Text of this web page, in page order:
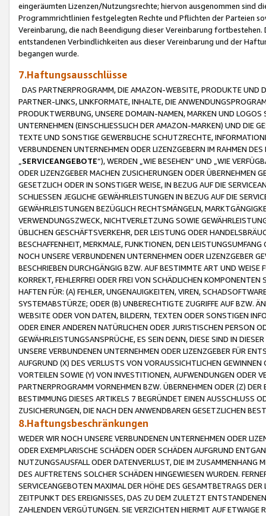
eingeräumten Lizenzen/Nutzungsrechte; hiervon ausgenommen sind
Programmrichtlinien festgelegten Rechte und Pflichten der Parteien
Vereinbarung, die nach Beendigung dieser Vereinbarung
entstandenen Verbindlichkeiten aus dieser Vereinbarung und der
begangen wurde.
7.Haftungsausschlüsse
DAS PARTNERPROGRAMM, DIE AMAZON-WEBSITE, PRODUKTE UND
PARTNER-LINKS, LINKFORMATE, INHALTE, DIE
PRODUKTWERBUNG, UNSERE DOMAIN-NAMEN, MARKEN UND
UNTERNEHMEN (EINSCHLIESSLICH DER AMAZON-MARKEN) UND DIE
TEXTE UND SONSTIGE GEWERBLICHE SCHUTZRECHTE,
VERBUNDENEN UNTERNEHMEN ODER LIZENZGEBERN IM RAHMEN
SERVICEANGEBOTE“), WERDEN „WIE BESEHEN“ UND „WIE
ODER LIZENZGEBER MACHEN ZUSICHERUNGEN ODER ÜBERNEHMEN
GESETZLICH ODER IN SONSTIGER WEISE, IN BEZUG AUF DIE
SCHLIESSEN JEGLICHE GEWÄHRLEISTUNGEN IN BEZUG AUF DIE
GEWÄHRLEISTUNGEN BEZÜGLICH RECHTSMÄNGELN,
VERWENDUNGSZWECK, NICHTVERLETZUNG SOWIE
ÜBLICHEN GESCHÄFTSVERKEHR, DER LEISTUNG ODER
BESCHAFFENHEIT, MERKMALE, FUNKTIONEN, DEN
NOCH UNSERE VERBUNDENEN UNTERNEHMEN ODER LIZENZGEBER
BESCHRIEBEN DURCHGÄNGIG BZW. AUF BESTIMMTE ART UND
KORREKT, FEHLERFREI ODER FREI VON SCHÄDLICHEN
HAFTEN FÜR: (A) FEHLER, UNGENAUIGKEITEN, VIREN,
SYSTEMABSTÜRZE; ODER (B) UNBERECHTIGTE ZUGRIFFE AUF BZW.
WEBSITE ODER VON DATEN, BILDERN, TEXTEN ODER SONSTIGEN
ODER EINER ANDEREN NATÜRLICHEN ODER JURISTISCHEN PERSON
GEWÄHRLEISTUNGSANSPRÜCHE, ES SEIN DENN, DIESE SIND IN
UNSERE VERBUNDENEN UNTERNEHMEN ODER LIZENZGEBER FÜR
AUFGRUND (X) DES VERLUSTS VON VORAUSSICHTLICHEN
VORTEILEN SOWIE (Y) VON INVESTITIONEN, AUFWENDUNGEN ODER
PARTNERPROGRAMM VORNEHMEN BZW. ÜBERNEHMEN ODER (Z)
BESTIMMUNG DIESES ARTIKELS 7 BEGRÜNDET EINEN AUSSCHLUSS
ZUSICHERUNGEN, DIE NACH DEN ANWENDBAREN GESETZLICHEN
8.Haftungsbeschränkungen
WEDER WIR NOCH UNSERE VERBUNDENEN UNTERNEHMEN ODER
ODER EXEMPLARISCHE SCHÄDEN ODER SCHÄDEN AUFGRUND
NUTZUNGSAUSFALL ODER DATENVERLUST, DIE IM ZUSAMMENHANG
DES AUFTRETENS SOLCHER SCHÄDEN HINGEWIESEN WURDEN.
SERVICEANGEBOTEN MAXIMAL DER HÖHE DES GESAMTBETRAGS
ZEITPUNKT DES EREIGNISSES, DAS ZU DEM ZULETZT
ZAHLENDEN VERGÜTUNGEN. SIE VERZICHTEN HIERMIT AUF